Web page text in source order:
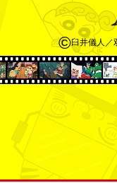
©臼井儀人／